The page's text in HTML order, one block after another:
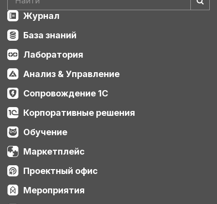
Журнал
База знаний
Лаборатория
Анализ & Управление
Сопровождение 1С
Корпоративные решения
Обучение
Маркетплейс
Проектный офис
Мероприятия